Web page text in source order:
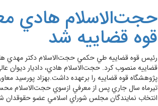
حجت‌الاسلام هادي
قوه قضاييه شد
رئيس قوه قضاييه طي حکمي حجت‌الاسلام دکتر مهدي
قضاييه منصوب کرد. حجت‌الاسلام هادي، داديار ديوان
پژوهشگاه قوه قضاييه را برعهده داشت.بهزاد پورسيد
تيرماه سال جاري پس از معرفي ازسوي حجت‌الاسلام
انتخاب نمايندگان مجلس شوراي اسلامي عضو حقوقدان